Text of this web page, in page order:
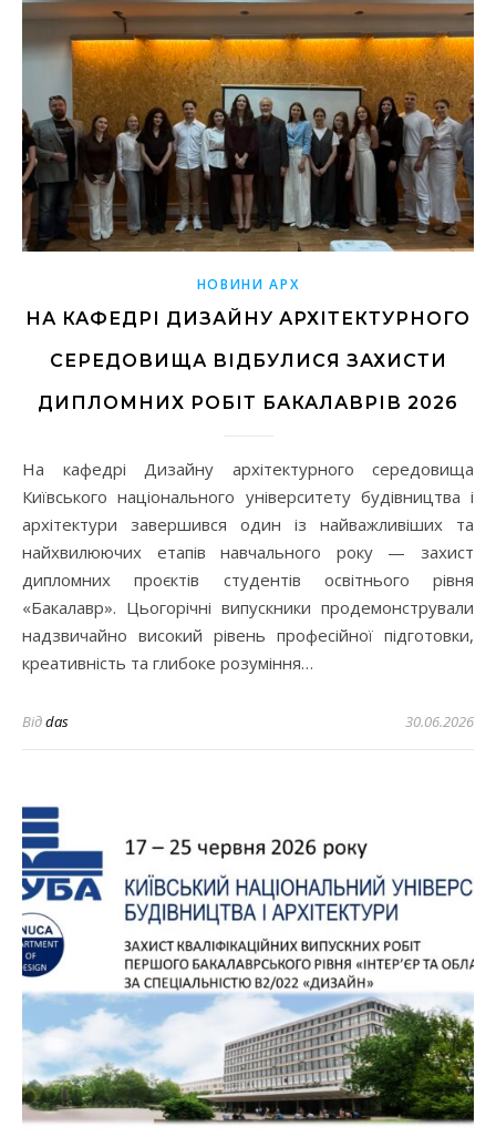
НОВИНИ АРХ
НА КАФЕДРІ ДИЗАЙНУ АРХІТЕКТУРНОГО
СЕРЕДОВИЩА ВІДБУЛИСЯ ЗАХИСТИ
ДИПЛОМНИХ РОБІТ БАКАЛАВРІВ 2026
На кафедрі Дизайну архітектурного середовища
Київського національного університету будівництва і
архітектури завершився один із найважливіших та
найхвилюючих етапів навчального року — захист
дипломних проєктів студентів освітнього рівня
«Бакалавр». Цьогорічні випускники продемонстрували
надзвичайно високий рівень професійної підготовки,
креативність та глибоке розуміння…
Відdas 30.06.2026